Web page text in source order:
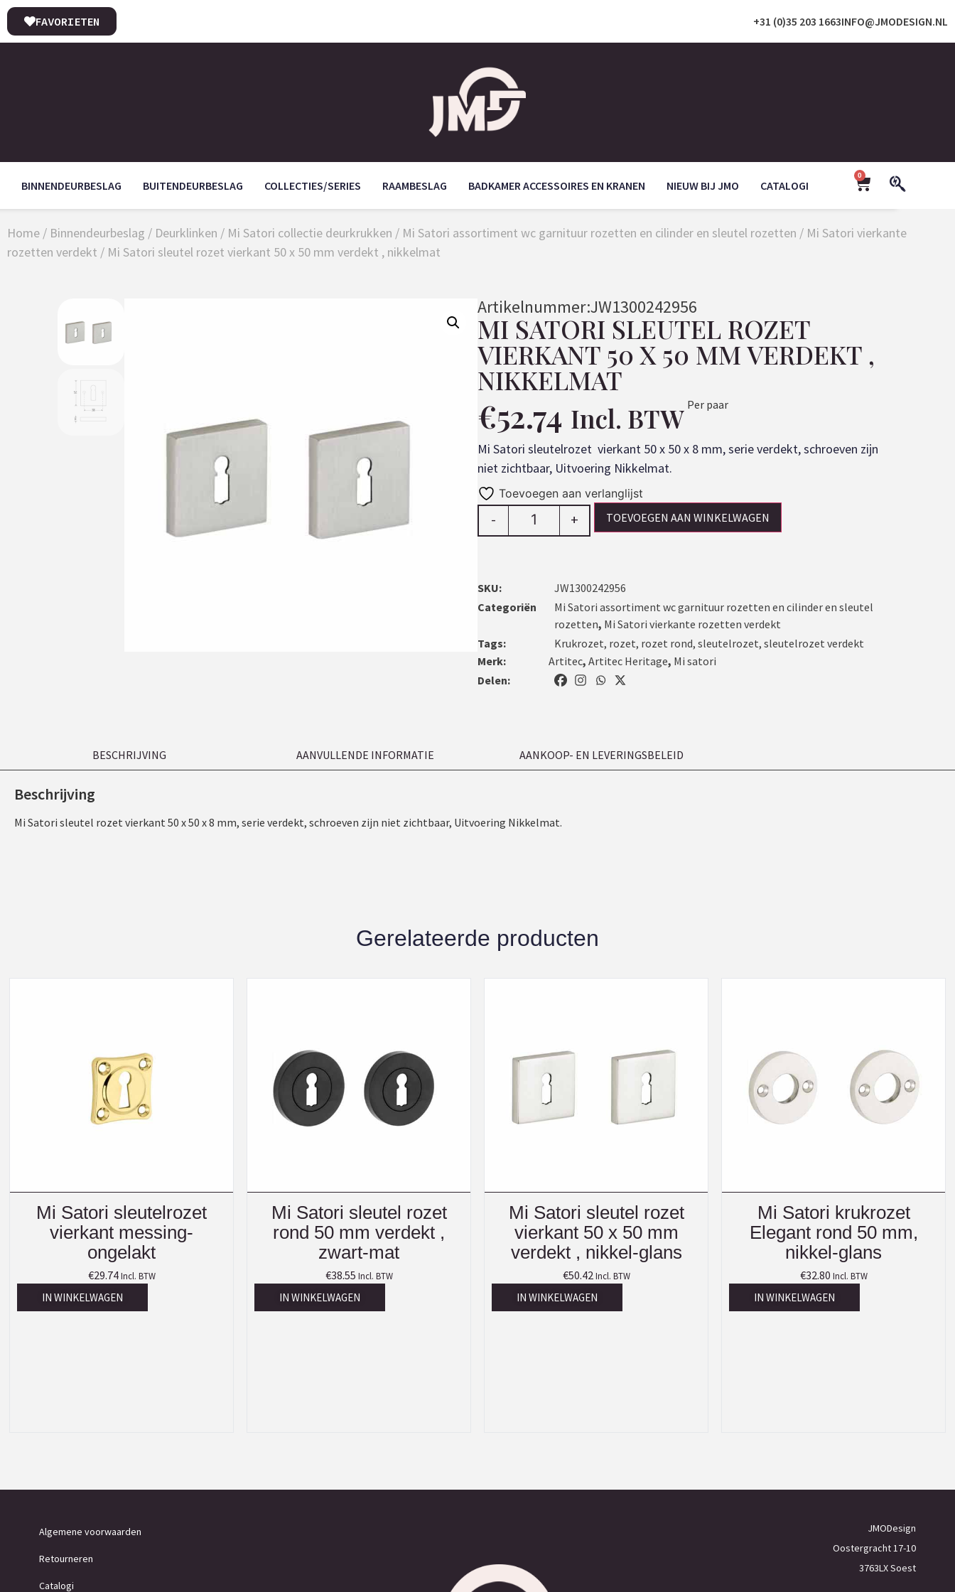
INFO@JMODESIGN.NL
+31 (0)35 203 1663
FAVORIETEN
BINNENDEURBESLAG BUITENDEURBESLAG COLLECTIES/SERIES RAAMBESLAG BADKAMER ACCESSOIRES EN KRANEN NIEUW BIJ JMO CATALOGI
0
Home / Binnendeurbeslag / Deurklinken / Mi Satori collectie deurkrukken / Mi Satori assortiment wc garnituur rozetten en cilinder en sleutel rozetten / Mi Satori vierkante
rozetten verdekt / Mi Satori sleutel rozet vierkant 50 x 50 mm verdekt , nikkelmat
Artikelnummer:JW1300242956
MI SATORI SLEUTEL ROZET
VIERKANT 50 X 50 MM VERDEKT ,
NIKKELMAT
€52.74 Incl. BTW Per paar
Mi Satori sleutelrozet vierkant 50 x 50 x 8 mm, serie verdekt, schroeven zijn
niet zichtbaar, Uitvoering Nikkelmat.
Toevoegen aan verlanglijst
- + TOEVOEGEN AAN WINKELWAGEN
SKU:
JW1300242956
Categoriën
Mi Satori assortiment wc garnituur rozetten en cilinder en sleutel
rozetten, Mi Satori vierkante rozetten verdekt
Tags:
Krukrozet, rozet, rozet rond, sleutelrozet, sleutelrozet verdekt
Merk:
Artitec, Artitec Heritage, Mi satori
Delen:
BESCHRIJVING AANVULLENDE INFORMATIE AANKOOP- EN LEVERINGSBELEID
Beschrijving
Mi Satori sleutel rozet vierkant 50 x 50 x 8 mm, serie verdekt, schroeven zijn niet zichtbaar, Uitvoering Nikkelmat.
Gerelateerde producten
Mi Satori sleutelrozet
vierkant messing-
ongelakt
€29.74 Incl. BTW
IN WINKELWAGEN
Mi Satori sleutel rozet
rond 50 mm verdekt ,
zwart-mat
€38.55 Incl. BTW
IN WINKELWAGEN
Mi Satori sleutel rozet
vierkant 50 x 50 mm
verdekt , nikkel-glans
€50.42 Incl. BTW
IN WINKELWAGEN
Mi Satori krukrozet
Elegant rond 50 mm,
nikkel-glans
€32.80 Incl. BTW
IN WINKELWAGEN
Algemene voorwaarden
Retourneren
Catalogi
JMODesign
Oostergracht 17-10
3763LX Soest